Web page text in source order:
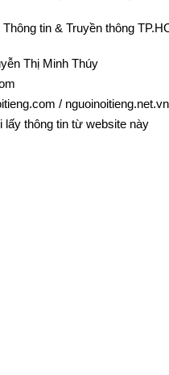
tin & Truyền thông
Thị Minh Thúy
/ nguoinoitieng.net.vn
lấy thông tin từ website này